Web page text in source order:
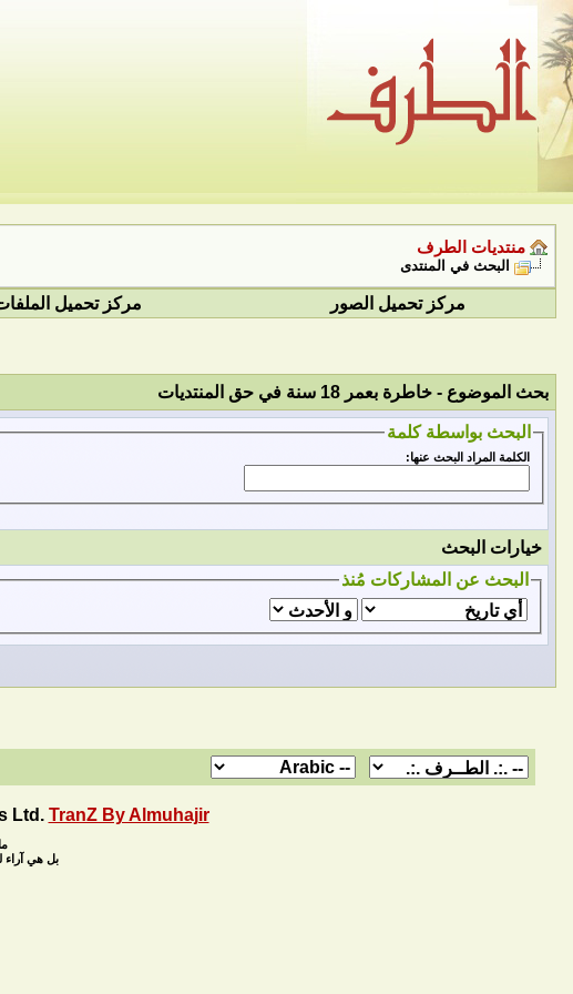
منتديات الطرف
البحث في المنتدى
مركز تحميل الصور
مركز تحميل
بحث الموضوع - خاطرة بعمر 18 سنة في حق المنتديات
البحث بواسطة كلمة
الكلمة المراد البحث عنها:
خيارات البحث
البحث عن المشاركات مُنذ
Ltd. TranZ By Almuhajir
بل هي آراء